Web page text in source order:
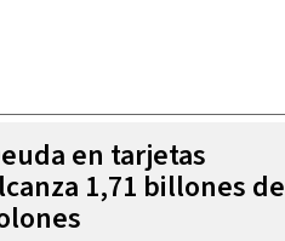
en tarjetas
1,71 billones de